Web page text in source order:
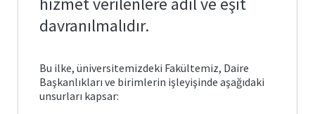
Yönergeler
Programları
Erasmus
Uzaktan
davranılmalıdır.
Bu ilke, üniversitemizdeki Fakültemiz, Daire
Başkanlıkları ve birimlerin işleyişinde aşağıdaki
unsurları kapsar: